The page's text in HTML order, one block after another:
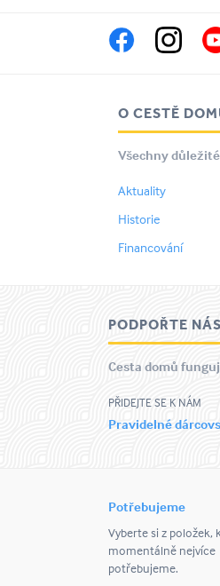
O CESTĚ
Všechny
Aktuality
Historie
Financování
PODPOŘTE NÁS
Cesta domů
PŘIDEJTE SE K NÁM
Pravidelné
Potřebujeme
Vyberte si z položek,
momentálně nejvíce
potřebujeme.